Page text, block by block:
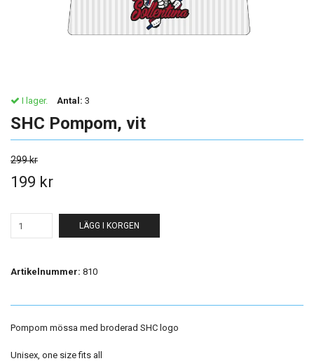
I lager. Antal: 3
SHC Pompom, vit
299 kr
199 kr
LÄGG I KORGEN
Artikelnummer: 810
Pompom mössa med broderad SHC logo
Unisex, one size fits all